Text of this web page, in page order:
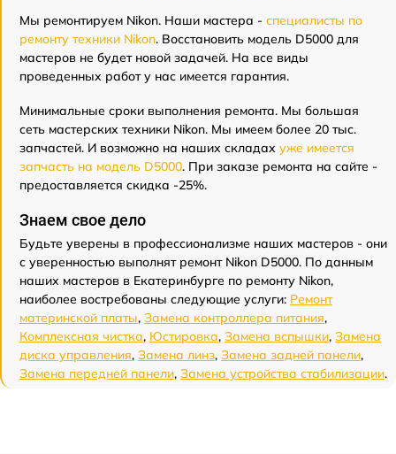
Мы ремонтируем Nikon. Наши мастера - специалисты по
ремонту техники Nikon. Восстановить модель D5000 для
мастеров не будет новой задачей. На все виды
проведенных работ у нас имеется гарантия.
Минимальные сроки выполнения ремонта. Мы большая
сеть мастерских техники Nikon. Мы имеем более 20 тыс.
запчастей. И возможно на наших складах уже имеется
запчасть на модель D5000. При заказе ремонта на сайте -
предоставляется скидка -25%.
Знаем свое дело
Будьте уверены в профессионализме наших мастеров - они
с уверенностью выполнят ремонт Nikon D5000. По данным
наших мастеров в Екатеринбурге по ремонту Nikon,
наиболее востребованы следующие услуги: Ремонт
материнской платы, Замена контроллера питания,
Комплексная чистка, Юстировка, Замена вспышки, Замена
диска управления, Замена линз, Замена задней панели,
Замена передней панели, Замена устройства стабилизации.